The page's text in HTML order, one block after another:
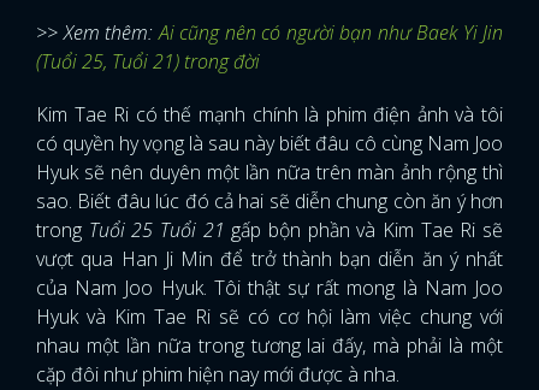
>> Xem thêm:Ai cũng nên có người bạn như Baek Yi Jin
(Tuổi 25, Tuổi 21) trong đời
Kim Tae Ri có thế mạnh chính là phim điện ảnh và tôi
có quyền hy vọng là sau này biết đâu cô cùng Nam Joo
Hyuk sẽ nên duyên một lần nữa trên màn ảnh rộng thì
sao. Biết đâu lúc đó cả hai sẽ diễn chung còn ăn ý hơn
trong Tuổi 25 Tuổi 21 gấp bộn phần và Kim Tae Ri sẽ
vượt qua Han Ji Min để trở thành bạn diễn ăn ý nhất
của Nam Joo Hyuk. Tôi thật sự rất mong là Nam Joo
Hyuk và Kim Tae Ri sẽ có cơ hội làm việc chung với
nhau một lần nữa trong tương lai đấy, mà phải là một
cặp đôi như phim hiện nay mới được à nha.